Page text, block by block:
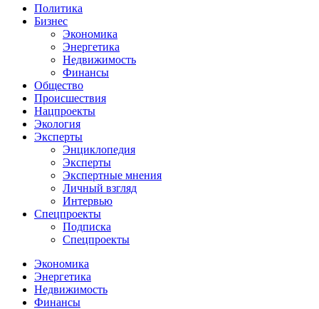
Политика
Бизнес
Экономика
Энергетика
Недвижимость
Финансы
Общество
Происшествия
Нацпроекты
Экология
Эксперты
Энциклопедия
Эксперты
Экспертные мнения
Личный взгляд
Интервью
Спецпроекты
Подписка
Спецпроекты
Экономика
Энергетика
Недвижимость
Финансы